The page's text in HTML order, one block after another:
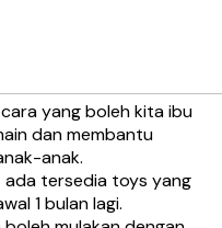
yang boleh kita ibu
dan membantu
anak.
ada tersedia toys yang
1 bulan lagi.